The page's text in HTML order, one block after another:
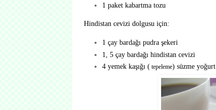
1 paket kabartma tozu
Hindistan cevizi dolgusu için:
1 çay bardağı pudra şekeri
1, 5 çay bardağı hindistan cevizi
4 yemek kaşığı ( tepeleme) süzme yoğurt